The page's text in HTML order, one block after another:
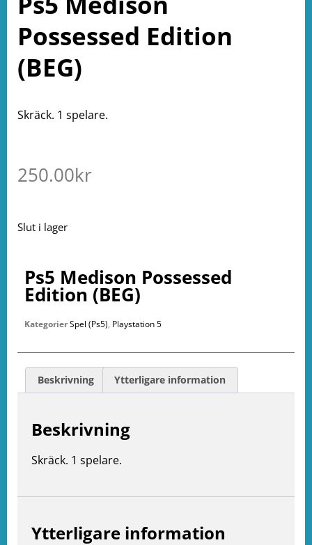
Possessed Edition
(BEG)
Skräck. 1 spelare.
250.00kr
Slut i lager
Ps5 Medison Possessed
Edition (BEG)
KategorierSpel (Ps5), Playstation 5
Beskrivning Ytterligare information
Beskrivning
Skräck. 1 spelare.
Ytterligare information